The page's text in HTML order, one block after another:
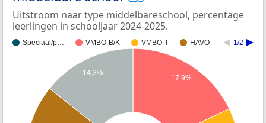
Uitstroom naar type middelbareschool, percentage
leerlingen in schooljaar 2024-2025.
Speciaal/p… VMBO-B/K VMBO-T HAVO 1/2
17,9%
14,3%